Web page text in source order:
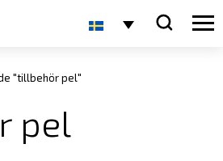
"tillbehör pel"
pel